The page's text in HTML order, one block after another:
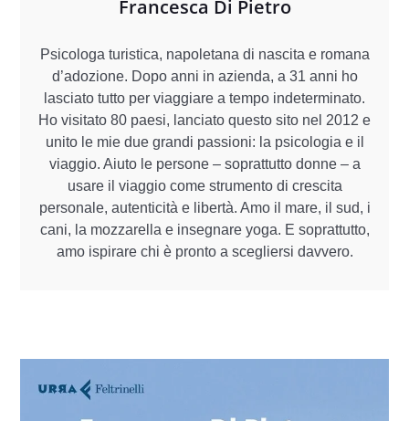
Francesca Di Pietro
Psicologa turistica, napoletana di nascita e romana
d’adozione. Dopo anni in azienda, a 31 anni ho
lasciato tutto per viaggiare a tempo indeterminato.
Ho visitato 80 paesi, lanciato questo sito nel 2012 e
unito le mie due grandi passioni: la psicologia e il
viaggio. Aiuto le persone – soprattutto donne – a
usare il viaggio come strumento di crescita
personale, autenticità e libertà. Amo il mare, il sud, i
cani, la mozzarella e insegnare yoga. E soprattutto,
amo ispirare chi è pronto a scegliersi davvero.